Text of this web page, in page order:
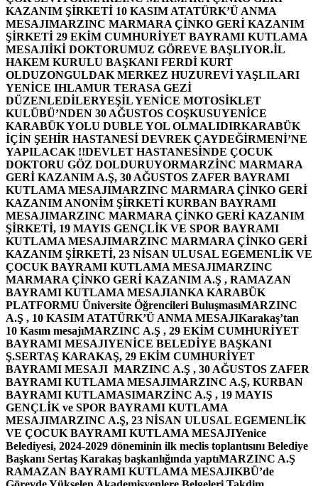
KAZANIM ŞİRKETİ 10 KASIM ATATÜRK’Ü ANMA
MESAJIMARZINC MARMARA ÇİNKO GERİ KAZANIM
ŞİRKETİ 29 EKİM CUMHURİYET BAYRAMI KUTLAMA
MESAJIİKİ DOKTORUMUZ GÖREVE BAŞLIYOR.İL
HAKEM KURULU BAŞKANI FERDİ KURT
OLDUZONGULDAK MERKEZ HUZUREVİ YAŞLILARI
YENİCE IHLAMUR TERASA GEZİ
DÜZENLEDİLERYEŞİL YENİCE MOTOSİKLET
KULÜBÜ’NDEN 30 AĞUSTOS COŞKUSUYENİCE
KARABÜK YOLU DUBLE YOL OLMALIDIRKARABÜK
İÇİN ŞEHİR HASTANESİ DEVREK ÇAYDEĞİRMENİ’NE
YAPILACAK !!DEVLET HASTANESİNDE ÇOCUK
DOKTORU GÖZ DOLDURUYORMARZİNC MARMARA
GERİ KAZANIM A.Ş, 30 AĞUSTOS ZAFER BAYRAMI
KUTLAMA MESAJIMARZINC MARMARA ÇİNKO GERİ
KAZANIM ANONİM ŞİRKETİ KURBAN BAYRAMI
MESAJIMARZINC MARMARA ÇİNKO GERİ KAZANIM
ŞİRKETİ, 19 MAYIS GENÇLİK VE SPOR BAYRAMI
KUTLAMA MESAJIMARZINC MARMARA ÇİNKO GERİ
KAZANIM ŞİRKETİ, 23 NİSAN ULUSAL EGEMENLİK VE
ÇOCUK BAYRAMI KUTLAMA MESAJIMARZINC
MARMARA ÇİNKO GERİ KAZANIM A.Ş , RAMAZAN
BAYRAMI KUTLAMA MESAJIANKA KARABÜK
PLATFORMU Üniversite Öğrencileri BuluşmasıMARZINC
A.Ş , 10 KASIM ATATÜRK’Ü ANMA MESAJIKarakaş’tan
10 Kasım mesajıMARZINC A.Ş , 29 EKİM CUMHURİYET
BAYRAMI MESAJIYENİCE BELEDİYE BAŞKANI
Ş.SERTAŞ KARAKAŞ, 29 EKİM CUMHURİYET
BAYRAMI MESAJI MARZINC A.Ş , 30 AĞUSTOS ZAFER
BAYRAMI KUTLAMA MESAJIMARZINC A.Ş, KURBAN
BAYRAMI KUTLAMASIMARZİNC A.Ş , 19 MAYIS
GENÇLİK ve SPOR BAYRAMI KUTLAMA
MESAJIMARZINC A.Ş, 23 NİSAN ULUSAL EGEMENLİK
VE ÇOCUK BAYRAMI KUTLAMA MESAJIYenice
Belediyesi, 2024-2029 döneminin ilk meclis toplantısını Belediye
Başkanı Sertaş Karakaş başkanlığında yaptıMARZINC A.Ş
RAMAZAN BAYRAMI KUTLAMA MESAJIKBÜ’de